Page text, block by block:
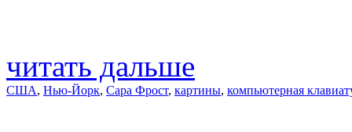
читать дальше
США, Нью-Йорк, Сара Фрост, картины, компьютерная